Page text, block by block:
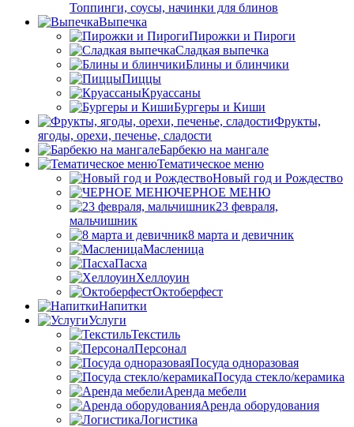
Топпинги, соусы, начинки для блинов
Выпечка
Пирожки и Пироги
Сладкая выпечка
Блины и блинчики
Пиццы
Круасcаны
Бургеры и Киши
Фрукты,
ягоды, орехи, печенье, сладости
Барбекю на мангале
Тематическое меню
Новый год и Рождество
ЧЕРНОЕ МЕНЮ
23 февраля,
мальчишник
8 марта и девичник
Масленица
Пасха
Хеллоуин
Октоберфест
Напитки
Услуги
Текстиль
Персонал
Посуда одноразовая
Посуда стекло/керамика
Аренда мебели
Аренда оборудования
Логистика